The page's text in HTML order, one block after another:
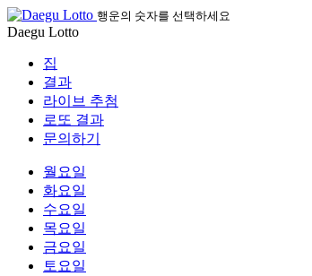
행운의 숫자를 선택하세요
Daegu Lotto
집
결과
라이브 추첨
로또 결과
문의하기
월요일
화요일
수요일
목요일
금요일
토요일